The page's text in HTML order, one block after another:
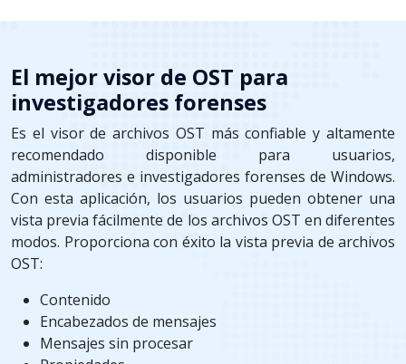
El mejor visor de OST para
investigadores forenses
Es el visor de archivos OST más confiable y altamente
recomendado disponible para usuarios,
administradores e investigadores forenses de Windows.
Con esta aplicación, los usuarios pueden obtener una
vista previa fácilmente de los archivos OST en diferentes
modos. Proporciona con éxito la vista previa de archivos
OST:
Contenido
Encabezados de mensajes
Mensajes sin procesar